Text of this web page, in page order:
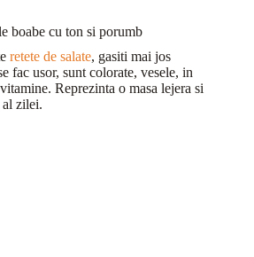
boabe cu ton si porumb
retete de salate, gasiti mai jos
fac usor, sunt colorate, vesele, in
Reprezinta o masa lejera si
al zilei.